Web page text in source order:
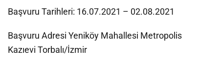
Başvuru Tarihleri: 16.07.2021 – 02.08.2021
Başvuru Adresi Yeniköy Mahallesi Metropolis
Kazıevi Torbalı/İzmir